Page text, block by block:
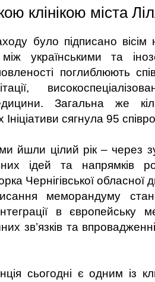
клінікою міста
було підписано
українськими та
поглиблюють
Загальна же
сягнула 95
йшли цілий рік – через
ідей та напрямків
Чернігівської обласної
меморандуму
в європейську
зв’язків та
сьогодні є одним із